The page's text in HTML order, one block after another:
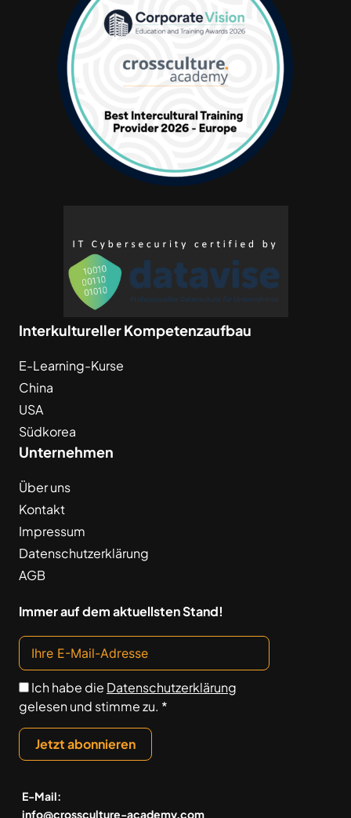
Interkultureller Kompetenzaufbau
E-Learning-Kurse
China
USA
Südkorea
Unternehmen
Über uns
Kontakt
Impressum
Datenschutzerklärung
AGB
Immer auf dem aktuellsten Stand!
Ich habe die Datenschutzerklärung
gelesen und stimme zu. *
Jetzt abonnieren
E-Mail:
info@crossculture-academy.com